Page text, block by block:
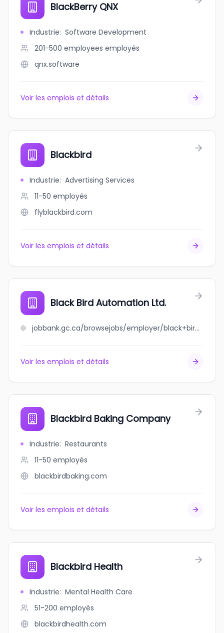
BlackBerry QNX
Industrie: Software Development
201-500 employees employés
qnx.software
Voir les emplois et détails
Blackbird
Industrie: Advertising Services
11-50 employés
flyblackbird.com
Voir les emplois et détails
Black Bird Automation Ltd.
jobbank.gc.ca/browsejobs/employer/black+bird+automation+ltd./ca
Voir les emplois et détails
Blackbird Baking Company
Industrie: Restaurants
11-50 employés
blackbirdbaking.com
Voir les emplois et détails
Blackbird Health
Industrie: Mental Health Care
51-200 employés
blackbirdhealth.com